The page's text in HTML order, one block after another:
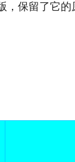
，保留了它